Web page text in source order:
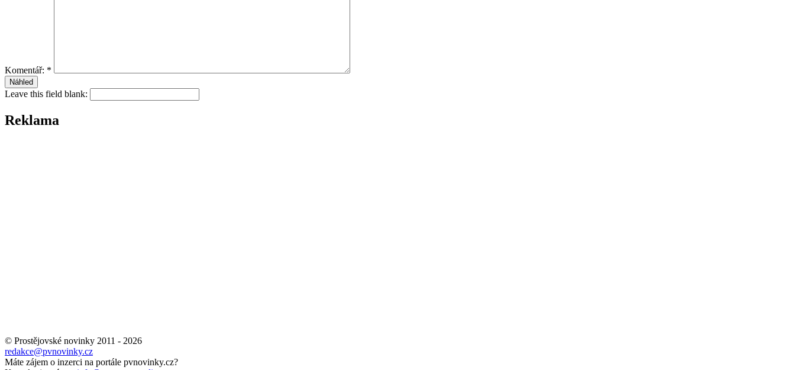
Komentář: *
Leave this field blank:
Reklama
© Prostějovské novinky 2011 - 2026
redakce@pvnovinky.cz
Máte zájem o inzerci na portále pvnovinky.cz?